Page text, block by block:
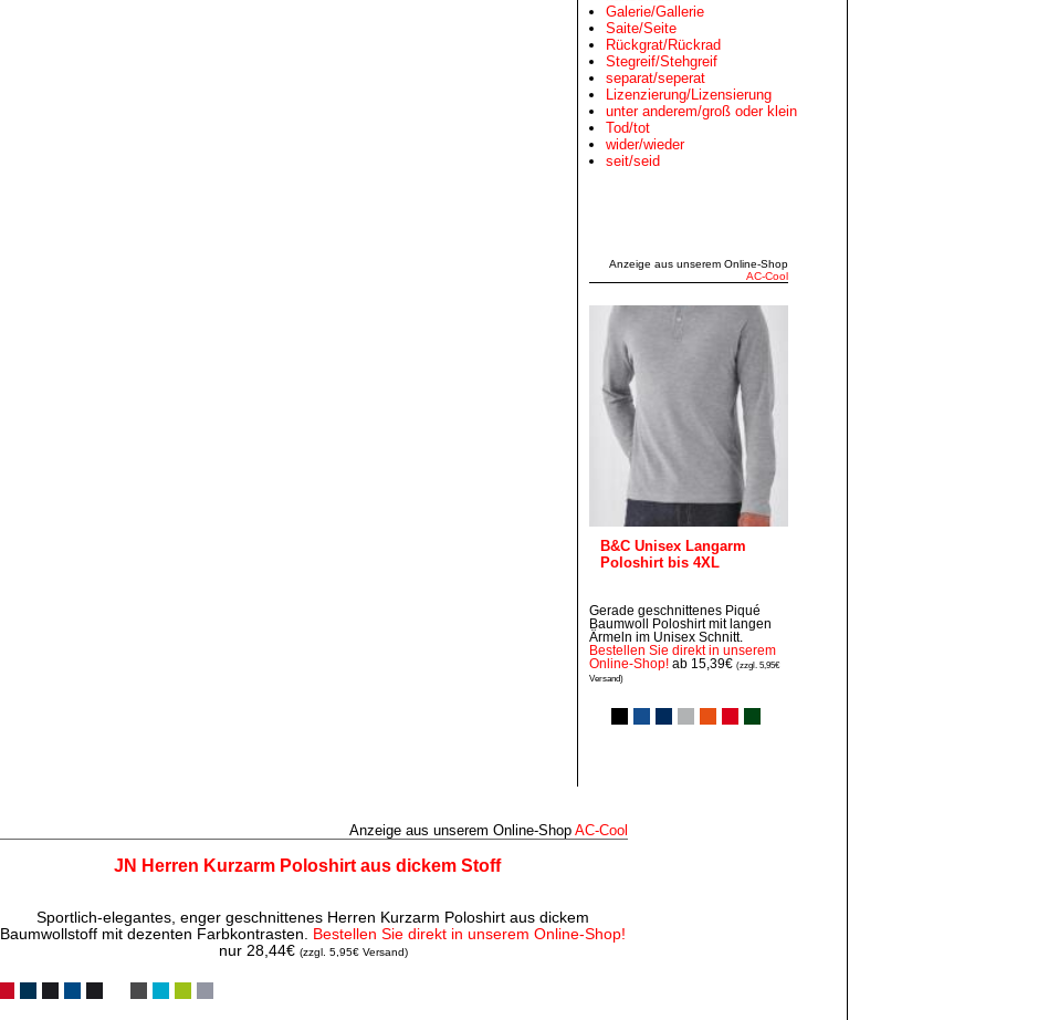
Galerie/Gallerie
Saite/Seite
Rückgrat/Rückrad
Stegreif/Stehgreif
separat/seperat
Lizenzierung/Lizensierung
unter anderem/groß oder klein
Tod/tot
wider/wieder
seit/seid
Anzeige aus unserem Online‑Shop
AC‑Cool
B&C Unisex Langarm
Poloshirt bis 4XL
Gerade geschnittenes Piqué
Baumwoll Poloshirt mit langen
Ärmeln im Unisex Schnitt.
Bestellen Sie direkt in unserem
Online-Shop! ab 15,39€ (zzgl. 5,95€
Versand)
Anzeige aus unserem Online‑Shop AC‑Cool
JN Herren Kurzarm Poloshirt aus dickem Stoff
Sportlich-elegantes, enger geschnittenes Herren Kurzarm Poloshirt aus dickem
Baumwollstoff mit dezenten Farbkontrasten. Bestellen Sie direkt in unserem Online-Shop!
nur 28,44€ (zzgl. 5,95€ Versand)